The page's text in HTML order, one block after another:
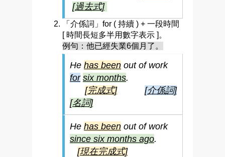
[過去式]
「介係詞」for ( 持續 ) + 一段時間
[ 時間長短多半用數字表示 ]。
例句：他已經失業6個月了。
He has been out of work
for six months.
[完成式]
[介係詞]
[名詞]
He has been out of work
since six months ago.
[現在完成式]